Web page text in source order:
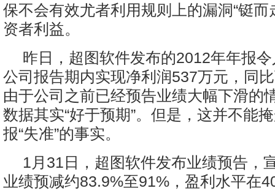
保不会有效尤者利用规则上的漏洞“铤而
资者利益。
昨日，超图软件发布的2012年年报令
公司报告期内实现净利润537万元，同
由于公司之前已经预告业绩大幅下滑的
数据其实“好于预期”。但是，这并不能
报“失准”的事实。
1月31日，超图软件发布业绩预告，
业绩预减约83.9%至91%，盈利水平在